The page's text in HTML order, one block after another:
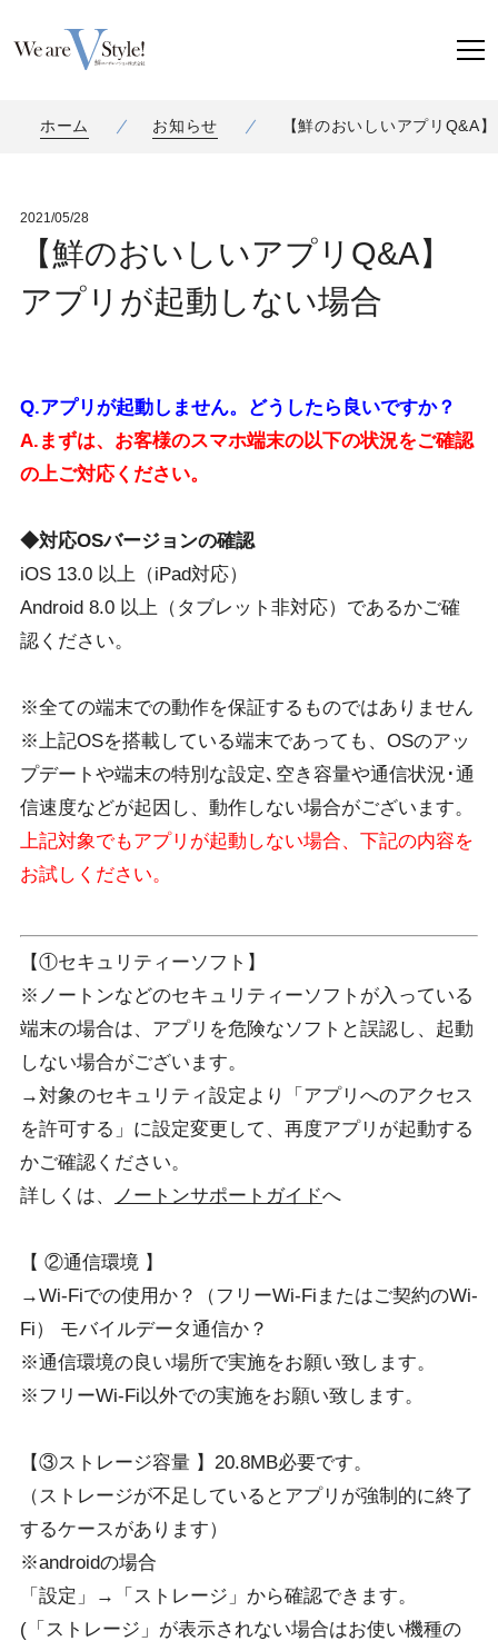
ホーム お知らせ 【鮮のおいしいアプリQ&A
2021/05/28
【鮮のおいしいアプリQ&A】
アプリが起動しない場合
Q.アプリが起動しません。どうしたら良いですか？
A.まずは、お客様のスマホ端末の以下の状況をご確認
の上ご対応ください。
◆対応OSバージョンの確認
iOS 13.0 以上（iPad対応）
Android 8.0 以上（タブレット非対応）であるかご確
認ください。
※全ての端末での動作を保証するものではありません
※上記OSを搭載している端末であっても、OSのアッ
プデートや端末の特別な設定､空き容量や通信状況･通
信速度などが起因し、動作しない場合がございます。
上記対象でもアプリが起動しない場合、下記の内容を
お試しください。
【①セキュリティーソフト】
※ノートンなどのセキュリティーソフトが入っている
端末の場合は、アプリを危険なソフトと誤認し、起動
しない場合がございます。
→対象のセキュリティ設定より「アプリへのアクセス
を許可する」に設定変更して、再度アプリが起動する
かご確認ください。
詳しくは、
ノートンサポートガイドへ
【 ②通信環境 】
→Wi-Fiでの使用か？（フリーWi-Fiまたはご契約のWi-
Fi） モバイルデータ通信か？
※通信環境の良い場所で実施をお願い致します。
※フリーWi-Fi以外での実施をお願い致します。
【③ストレージ容量 】20.8MB必要です。
（ストレージが不足しているとアプリが強制的に終了
するケースがあります）
※androidの場合
「設定」→「ストレージ」から確認できます。
(「ストレージ」が表示されない場合はお使い機種の